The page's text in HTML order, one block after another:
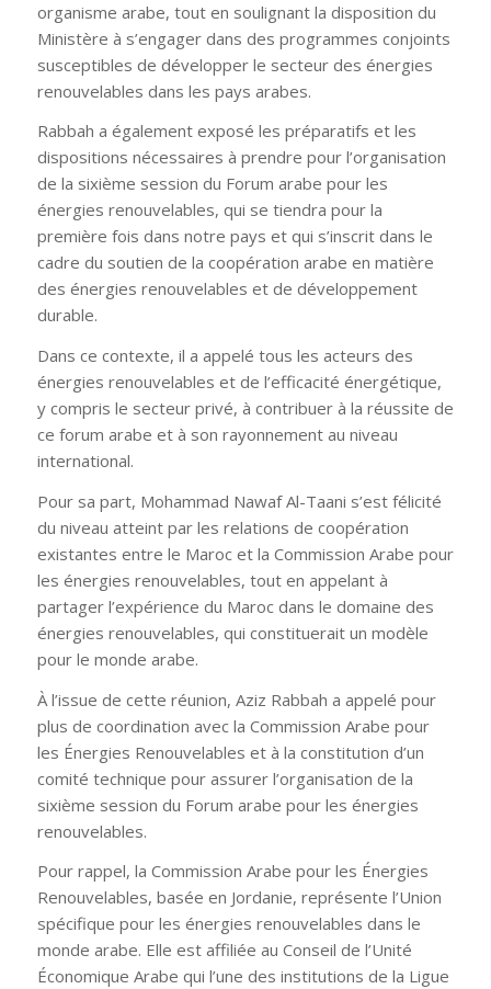
organisme arabe, tout en soulignant la disposition du
Ministère à s’engager dans des programmes conjoints
susceptibles de développer le secteur des énergies
renouvelables dans les pays arabes.
Rabbah a également exposé les préparatifs et les
dispositions nécessaires à prendre pour l’organisation
de la sixième session du Forum arabe pour les
énergies renouvelables, qui se tiendra pour la
première fois dans notre pays et qui s’inscrit dans le
cadre du soutien de la coopération arabe en matière
des énergies renouvelables et de développement
durable.
Dans ce contexte, il a appelé tous les acteurs des
énergies renouvelables et de l’efficacité énergétique,
y compris le secteur privé, à contribuer à la réussite de
ce forum arabe et à son rayonnement au niveau
international.
Pour sa part, Mohammad Nawaf Al-Taani s’est félicité
du niveau atteint par les relations de coopération
existantes entre le Maroc et la Commission Arabe pour
les énergies renouvelables, tout en appelant à
partager l’expérience du Maroc dans le domaine des
énergies renouvelables, qui constituerait un modèle
pour le monde arabe.
À l’issue de cette réunion, Aziz Rabbah a appelé pour
plus de coordination avec la Commission Arabe pour
les Énergies Renouvelables et à la constitution d’un
comité technique pour assurer l’organisation de la
sixième session du Forum arabe pour les énergies
renouvelables.
Pour rappel, la Commission Arabe pour les Énergies
Renouvelables, basée en Jordanie, représente l’Union
spécifique pour les énergies renouvelables dans le
monde arabe. Elle est affiliée au Conseil de l’Unité
Économique Arabe qui l’une des institutions de la Ligue